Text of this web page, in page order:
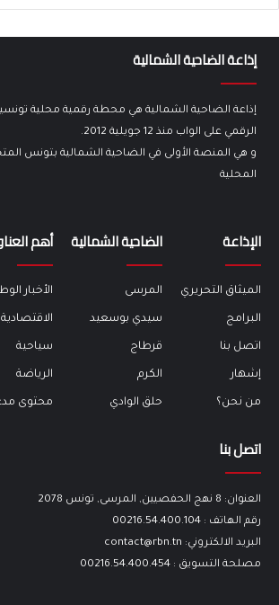
إذاعة الضاحية الشمالية
إذاعة الضاحية الشمالية هي محطة رقمية محلية
الرقمي على الواب منذ 12 جويلية 2012.
و هي المنصة الأولى في الضاحية الشمالية بتونس
المحلية
الإذاعة
الميثاق التحريري
البرامج
اتصل بنا
إشهار
من نحن؟
الضاحية الشمالية
المرسى
سيدي بوسعيد
قرطاج
الكرم
حلق الوادي
أهم
الأخبار
الاقتصادية
سياحية
الرياضة
محتوى
اتصل بنا
العنوان: 8 نهج الحفصيين, المرسى, تونس 2078
رقم الهاتف : 00216.54.400.104
البريد الالكتروني: contact@rbn.tn
مصلحة التسويق : 00216.54.400.454